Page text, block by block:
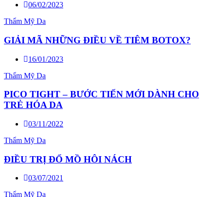
06/02/2023
Thẩm Mỹ Da
GIẢI MÃ NHỮNG ĐIỀU VỀ TIÊM BOTOX?
16/01/2023
Thẩm Mỹ Da
PICO TIGHT – BƯỚC TIẾN MỚI DÀNH CHO
TRẺ HÓA DA
03/11/2022
Thẩm Mỹ Da
ĐIỀU TRỊ ĐỔ MỒ HÔI NÁCH
03/07/2021
Thẩm Mỹ Da